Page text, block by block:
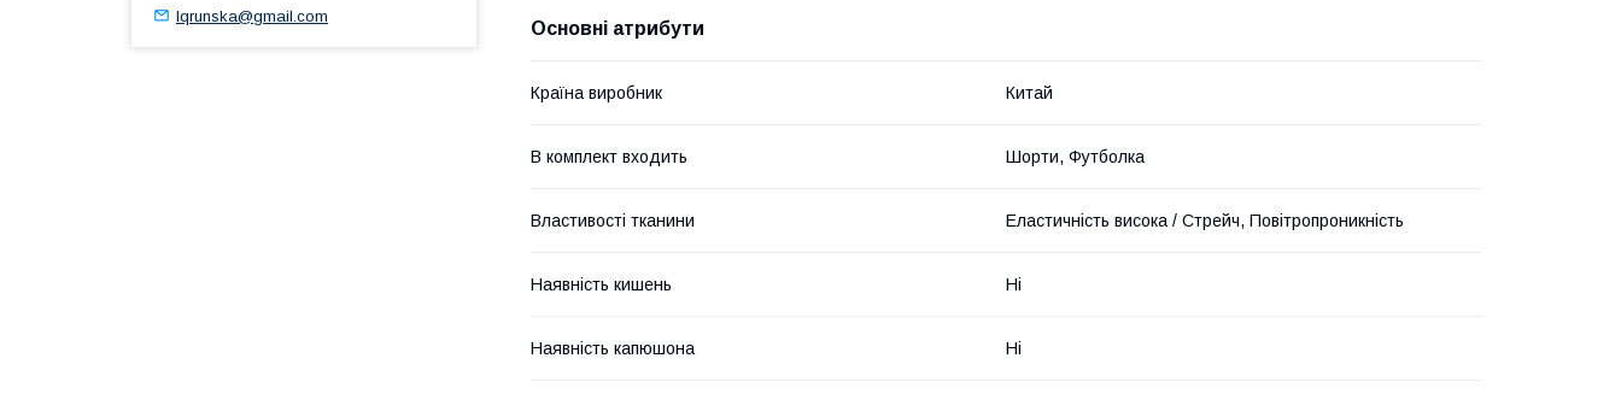
Основні атрибути
Країна виробник Китай
В комплект входить Шорти, Футболка
Властивості тканини Еластичність висока / Стрейч, Повітропроникність
Наявність кишень Ні
Наявність капюшона Ні
lqrunska@gmail.com